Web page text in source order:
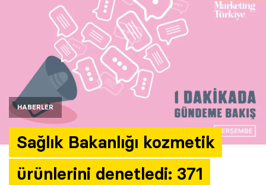
HABERLER
Sağlık Bakanlığı kozmetik
ürünlerini denetledi: 371
Araştırma